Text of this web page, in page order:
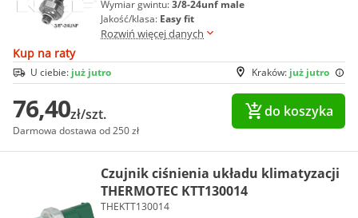
Wymiar gwintu:3/8-24unf male
Jakość/klasa: Easy fit
Rozwiń więcej danych
Kup na raty
Kraków: już jutro
U ciebie: już jutro
76,40zł/szt.
Darmowa dostawa od 250 zł
do koszyka
Czujnik ciśnienia układu klimatyzacji
THERMOTEC KTT130014
THEKTT130014